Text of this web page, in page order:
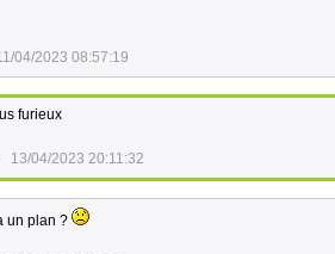
04/2023 08:57:19
furieux
13/04/2023 20:11:32
un plan ?